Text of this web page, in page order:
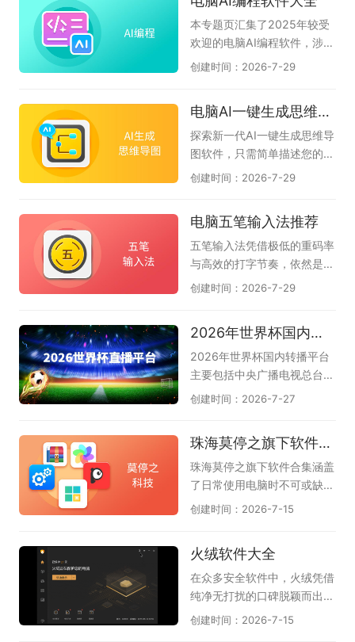
360AI办公、Cherry Studio
等工具，帮助你找到适合自己
端较好用的AI软件，希望对大
家有帮助。如果您觉得好用的
话，可以收藏本专题。如果在
请联系软件客服反馈。（此专
推荐10款。）
体应用，助力办公、创作、高
效算力赋能电脑智能操作，一
站式了解热门电脑智能体工
具。
本专题页汇集了2025年较受
欢迎的电脑AI编程软件，涉及
CodeBuddy腾讯云代码助
e、豆包AI编程、夸克AI编
程、Cursor、CodeGeeX插
件等AI编程工具下载推荐。无
论您是初学者还是专业开发
题。
创建时间：2026-7-29
电脑AI一键生成思维导图软件大全
探索新一代AI一键生成思维导
图软件，只需简单描述您的核
心主题，AI便能即刻为您构建
读书笔记、创意策划、项目规
划还是知识整理，即可智能生
成结构清晰的思维导图，帮您
自动化梳理思路，大幅节省时
图等多种图形，如甘特图、鱼
骨图、组织架构图、时间轴
等，还可智能分析文档、图
纲，支持风格自动美化，让你
图，提升工作和学习效率，请
下载体验下，这是天极下载软
件专员精心为各位准备的，希
boardmix博思白板、Proces
nd树图。
创建时间：2026-7-29
电脑五笔输入法推荐
五笔输入法凭借极低的重码率
与高效的打字节奏，依然是许
多文字工作者和专业人士的首
的情况下精准输出，减少选字
打断思路的烦恼，尤其适合长
篇写作和需要盲打的办公场
景。如今主流的电脑五笔输入
步、五笔拼音混输等新功能，
大大降低了新用户的学习门
槛，也让老用户的重码体验更
几款口碑出色的电脑五笔输入
清爽简洁的QQ五笔、大词库
的万能五笔，以及微信输入
法、百度五笔、极品五笔等实
又顺手的那一款。
创建时间：2026-7-29
2026年世界杯国内转播平台
2026年世界杯国内转播平台
主要包括中央广播电视总台
（央视）、中国移动咪咕以及
和小红书获授新媒体转播权，
上海五星体育和广东体育频道
获授电视转播权。我们不仅可
以观看实时进行的比赛，还可
赛程，让我们可以更好的观
看、了解2026世界杯。
创建时间：2026-7-27
珠海莫停之旗下软件合集
珠海莫停之旗下软件合集涵盖
了日常使用电脑时不可或缺的
几款高效工具，能一站式解决
ws优化大师帮助清理垃圾和
优化性能，让系统运行更流
畅；Win解压缩和Win看图王
让文件浏览和解压变得轻松便
创建时间：2026-7-15
火绒软件大全
在众多安全软件中，火绒凭借
纯净无打扰的口碑脱颖而出。
这份火绒软件大全汇聚了火绒
创建时间：2026-7-15